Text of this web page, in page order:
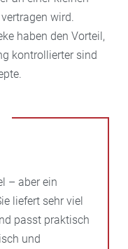
wird.
haben den Vorteil,
kontrollierter sind
– aber ein
liefert sehr viel
passt praktisch
und